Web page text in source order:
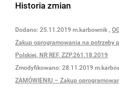
Historia zmian
Dodano: 25.11.2019 m.karbownik ,
Zakup oprogramowania na potrzeby
Polskiej, NR REF. ZZP.261.18.2019
Zmodyfikowano: 28.11.2019
ZAMÓWIENIU – Zakup